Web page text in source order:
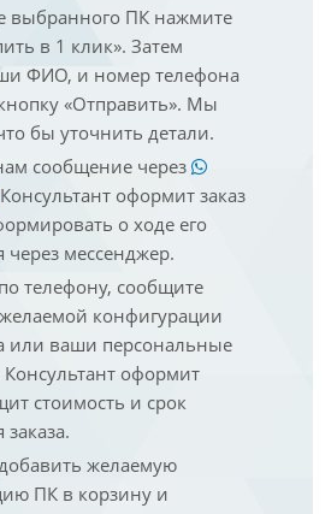
выбранного ПК нажмите
в 1 клик». Затем
ФИО, и номер телефона
«Отправить». Мы
бы уточнить детали.
сообщение через
оформит заказ
о ходе его
через мессенджер.
телефону, сообщите
конфигурации
или ваши персональные
оформит
стоимость и срок
желаемую
ПК в корзину и